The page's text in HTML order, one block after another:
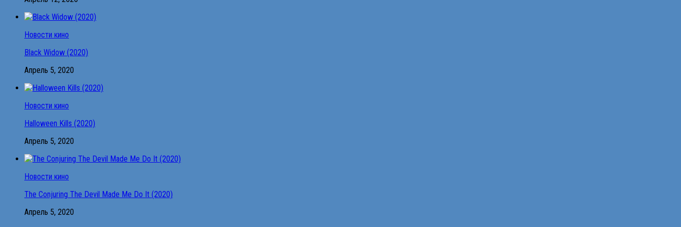
Новости кино
Black Widow (2020)
Апрель 5, 2020
Новости кино
Halloween Kills (2020)
Апрель 5, 2020
Новости кино
The Conjuring The Devil Made Me Do It (2020)
Апрель 5, 2020